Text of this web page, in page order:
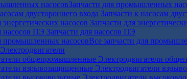
Запчасти для промышленных
Запчасти к насосам
Запчасти для
Запчасти для насосов ПЭ
Все запчасти для
Электродвигатели
Электродвигатели
Электродвигатели
Электродвигатели